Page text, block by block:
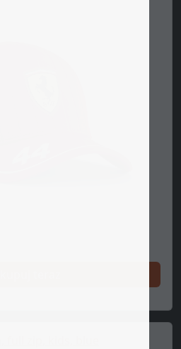
zip, kids, blue